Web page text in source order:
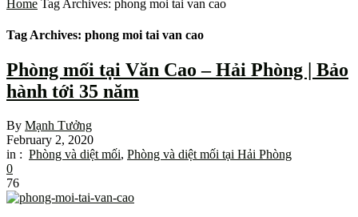
Home Tag Archives: phong moi tai van cao
Tag Archives: phong moi tai van cao
Phòng mối tại Văn Cao – Hải Phòng | Bảo
hành tới 35 năm
By Mạnh Tưởng
February 2, 2020
in : Phòng và diệt mối, Phòng và diệt mối tại Hải Phòng
0
76